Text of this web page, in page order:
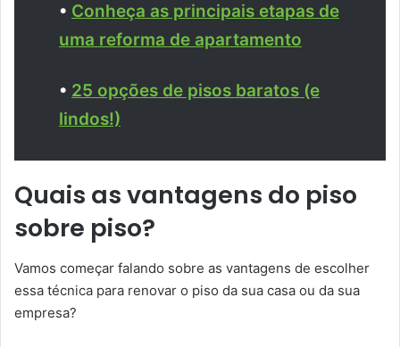
• Conheça as principais etapas de
uma reforma de apartamento
• 25 opções de pisos baratos (e
lindos!)
Quais as vantagens do piso
sobre piso?
Vamos começar falando sobre as vantagens de escolher
essa técnica para renovar o piso da sua casa ou da sua
empresa?